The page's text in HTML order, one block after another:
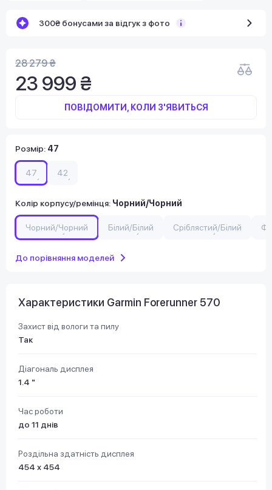
300₴ бонусами за відгук з фото
28 279 ₴
23 999 ₴
ПОВІДОМИТИ, КОЛИ З'ЯВИТЬСЯ
Розмір: 47
47 42
Колір корпусу/ремінця: Чорний/Чорний
Чорний/Чорний Білий/Білий Сріблястий/Білий
До порівняння моделей
Характеристики Garmin Forerunner 570
Захист від вологи та пилу
Так
Діагональ дисплея
1.4 "
Час роботи
до 11 днів
Роздільна здатність дисплея
454 х 454